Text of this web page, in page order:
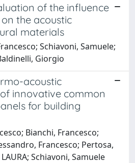
of the influence
the acoustic
materials
Schiavoni, Samuele;
Giorgio
acoustic
innovative common
for building
Bianchi, Francesco;
Francesco; Pertosa,
Schiavoni, Samuele